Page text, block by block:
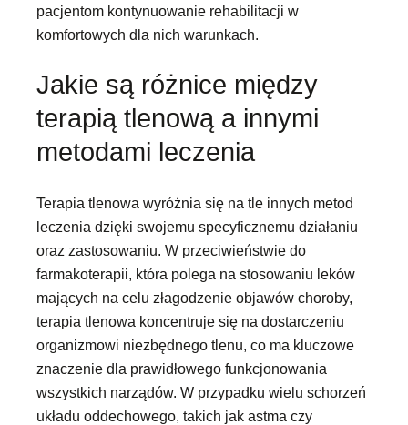
pacjentom kontynuowanie rehabilitacji w
komfortowych dla nich warunkach.
Jakie są różnice między
terapią tlenową a innymi
metodami leczenia
Terapia tlenowa wyróżnia się na tle innych metod
leczenia dzięki swojemu specyficznemu działaniu
oraz zastosowaniu. W przeciwieństwie do
farmakoterapii, która polega na stosowaniu leków
mających na celu złagodzenie objawów choroby,
terapia tlenowa koncentruje się na dostarczeniu
organizmowi niezbędnego tlenu, co ma kluczowe
znaczenie dla prawidłowego funkcjonowania
wszystkich narządów. W przypadku wielu schorzeń
układu oddechowego, takich jak astma czy